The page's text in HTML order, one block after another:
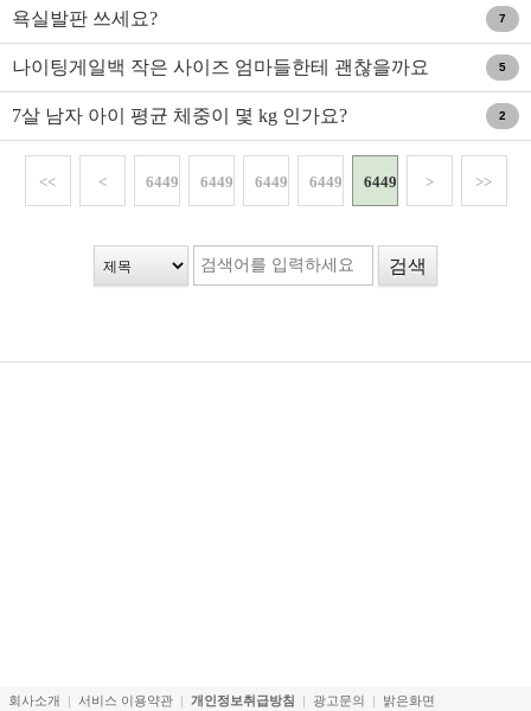
욕실발판 쓰세요? 7
나이팅게일백 작은 사이즈 엄마들한테 괜찮을까요 5
7살 남자 아이 평균 체중이 몇 kg 인가요? 2
<< < 64491 64492 64493 64494 64495 > >>
회사소개 서비스 이용약관 개인정보취급방침 광고문의 밝은화면